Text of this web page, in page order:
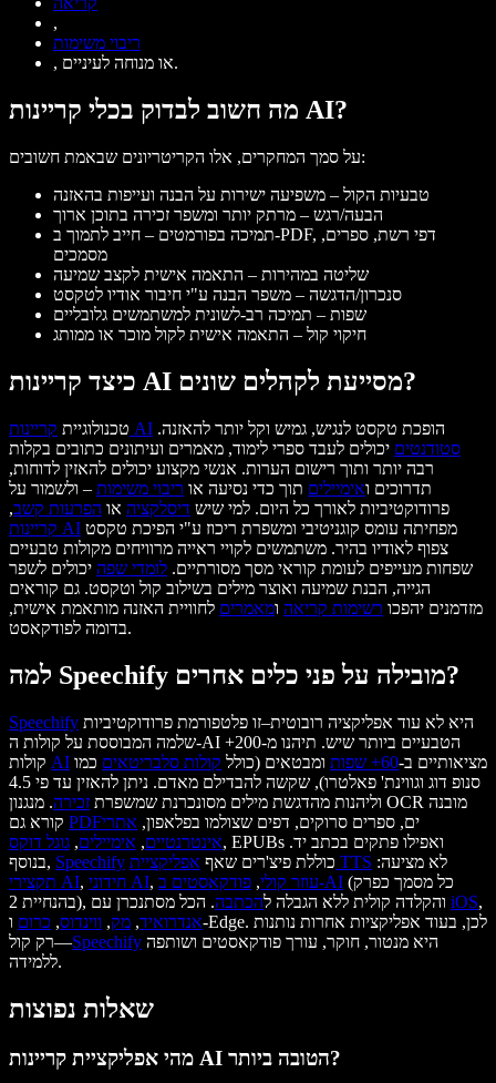
,
ריבוי משימות
, או מנוחה לעיניים.
מה חשוב לבדוק בכלי קריינות AI?
על סמך המחקרים, אלו הקריטריונים שבאמת חשובים:
טבעיות הקול – משפיעה ישירות על הבנה ועייפות בהאזנה
הבעה/רגש – מרתק יותר ומשפר זכירה בתוכן ארוך
תמיכה בפורמטים – חייב לתמוך ב-PDF, דפי רשת, ספרים,
מסמכים
שליטה במהירות – התאמה אישית לקצב שמיעה
סנכרון/הדגשה – משפר הבנה ע"י חיבור אודיו לטקסט
שפות – תמיכה רב-לשונית למשתמשים גלובליים
חיקוי קול – התאמה אישית לקול מוכר או ממותג
כיצד קריינות AI מסייעת לקהלים שונים?
טכנולוגיית קריינות AI הופכת טקסט לנגיש, גמיש וקל יותר להאזנה.
סטודנטים יכולים לעבד ספרי לימוד, מאמרים ועיתונים כתובים בקלות
רבה יותר ותוך רישום הערות. אנשי מקצוע יכולים להאזין לדוחות,
תדרוכים ואימיילים תוך כדי נסיעה או ריבוי משימות – ולשמור על
פרודוקטיביות לאורך כל היום. למי שיש דיסלקציה או הפרעות קשב,
קריינות AI
צפוף לאודיו בהיר. משתמשים לקויי ראייה מרוויחים מקולות טבעיים
שפחות מעייפים לעומת קוראי מסך מסורתיים. לומדי שפה יכולים לשפר
הגייה, הבנת שמיעה ואוצר מילים בשילוב קול וטקסט. גם קוראים
מזדמנים יהפכו רשימות קריאה ומאמרים לחוויית האזנה מותאמת אישית,
בדומה לפודקאסט.
למה Speechify מובילה על פני כלים אחרים?
Speechify
שלמה המבוססת על קולות ה-AI הטבעיים ביותר שיש. תיהנו מ-200+
AI מציאותיים ב-60+ שפות ומבטאים (כולל קולות סלבריטאים כמו
סנופ דוג וגווינת' פאלטרו), שקשה להבדילם מאדם. ניתן להאזין עד פי 4.5
וליהנות מהדגשת מילים מסונכרנת שמשפרת זכירה. מנגנון OCR מובנה
PDF ים, ספרים סרוקים, דפים שצולמו בפלאפון, אתרי
אינטרנטיים, אימיילים, גוגל דוקס
, EPUBs ואפילו פתקים בכתב יד.
בנוסף, Speechify כוללת פיצ'רים שאף אפליקציית TTS לא מציעה:
תקצירי AI, חידוני AI, עוזר קולי, פודקאסטים ב-AI (כל מסמך כפרק
בהנחיית 2), והקלדה קולית ללא הגבלה להכתבה iOS,
אנדרואיד, מק, ווינדוס, כרום ו-Edge. לכן, בעוד אפליקציות אחרות נותנות
רק קול—Speechify
ללמידה.
שאלות נפוצות
מהי אפליקציית קריינות AI הטובה ביותר?